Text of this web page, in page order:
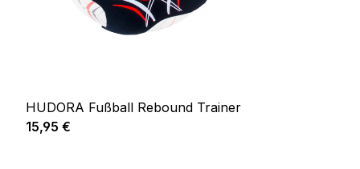
HUDORA Fußball Rebound Trainer
Regulärer Preis:
15,95 €